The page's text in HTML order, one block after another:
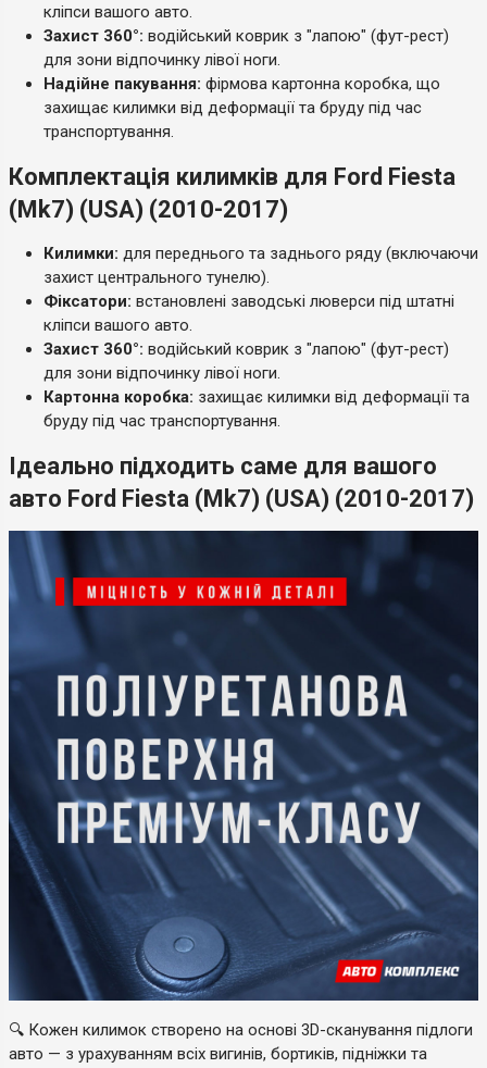
кліпси вашого авто.
Захист 360°: водійський коврик з "лапою" (фут-рест)
для зони відпочинку лівої ноги.
Надійне пакування: фірмова картонна коробка, що
захищає килимки від деформації та бруду під час
транспортування.
Комплектація килимків для Ford Fiesta
(Mk7) (USA) (2010-2017)
Килимки: для переднього та заднього ряду (включаючи
захист центрального тунелю).
Фіксатори: встановлені заводські люверси під штатні
кліпси вашого авто.
Захист 360°: водійський коврик з "лапою" (фут-рест)
для зони відпочинку лівої ноги.
Картонна коробка: захищає килимки від деформації та
бруду під час транспортування.
Ідеально підходить саме для вашого
авто Ford Fiesta (Mk7) (USA) (2010-2017)
🔍 Кожен килимок створено на основі 3D-сканування підлоги
авто — з урахуванням всіх вигинів, бортиків, підніжки та